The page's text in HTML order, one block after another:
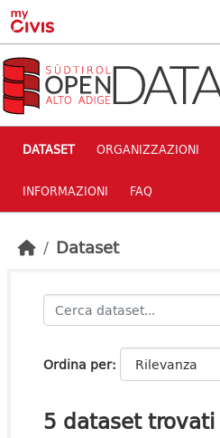
Skip to main content
DATASET ORGANIZZAZIONI
INFORMAZIONI FAQ
Dataset
Ordina per
5 dataset trovati